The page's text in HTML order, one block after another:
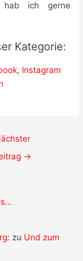
hab ich gerne
Kategorie:
Instagram
→
zu Und zum